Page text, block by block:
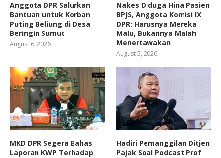
Anggota DPR Salurkan
Bantuan untuk Korban
Puting Beliung di Desa
Beringin Sumut
August 6, 2026
Nakes Diduga Hina Pasien
BPJS, Anggota Komisi IX
DPR: Harusnya Mereka
Malu, Bukannya Malah
Menertawakan
August 5, 2026
MKD DPR Segera Bahas
Laporan KWP Terhadap
Hadiri Pemanggilan Ditjen
Pajak Soal Podcast Prof